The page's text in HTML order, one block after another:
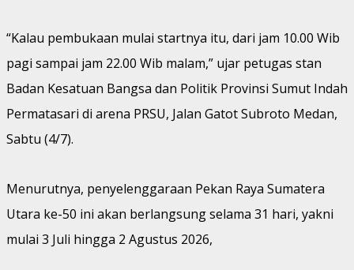
“Kalau pembukaan mulai startnya itu, dari jam 10.00 Wib
pagi sampai jam 22.00 Wib malam,” ujar petugas stan
Badan Kesatuan Bangsa dan Politik Provinsi Sumut Indah
Permatasari di arena PRSU, Jalan Gatot Subroto Medan,
Sabtu (4/7).
Menurutnya, penyelenggaraan Pekan Raya Sumatera
Utara ke-50 ini akan berlangsung selama 31 hari, yakni
mulai 3 Juli hingga 2 Agustus 2026,